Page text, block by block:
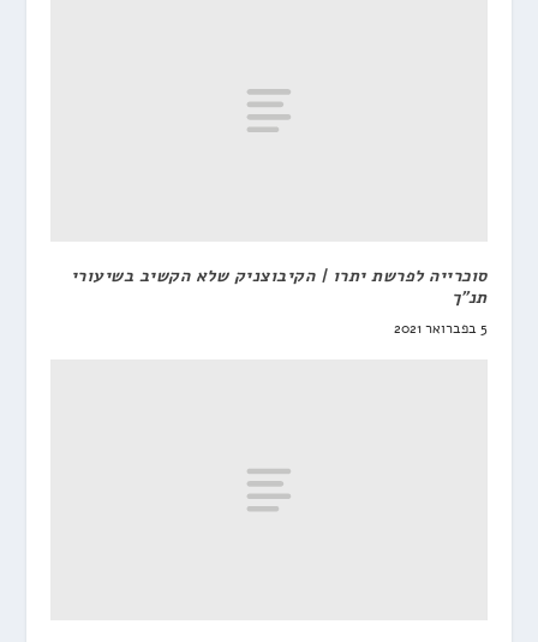
סוכרייה לפרשת יתרו | הקיבוצניק שלא הקשיב בשיעורי
תנ"ך
5 בפברואר 2021